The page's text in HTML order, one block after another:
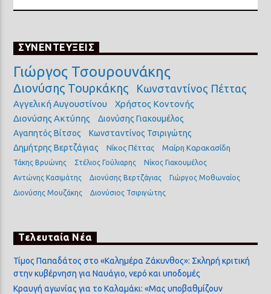
ΣΥΝΕΝΤΕΥΞΕΙΣ
Γιώργος Τσουρουνάκης
Διονύσης Τουρκάκης Κωνσταντίνος Πέττας
Αγγελική Αυγουστίνου
Χρήστος Κοντονής
Διονύσης Ακτύπης
Διονύσης Γιακουμέλος
Αγαπητός Βίτσος
Κωνσταντίνος Τσιριγώτης
Δημήτρης Βερτζάγιας
Νίκος Πέττας Μαίρη Καρακασίδη
Τάκης Βρυώνης Στέλιος Γούλιαρης
Νίκος Γιακουμέλος
Αντώνης Κασιμάτης
Διονύσης Βερτζάγιας
Γιώργος Μοθωναίος
Διονύσης Μουζάκης
Διονύσιος Τσιριγώτης
Τελευταία Νέα
Τίμος Παπαδάτος στο «Καλημέρα Ζάκυνθος»: Σκληρή κριτική
στην κυβέρνηση για Ναυάγιο, νερό και υποδομές
Κραυγή αγωνίας για το Καλαμάκι: «Μας υποβαθμίζουν